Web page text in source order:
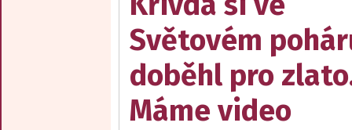
Světovém
doběhl pro
Máme video